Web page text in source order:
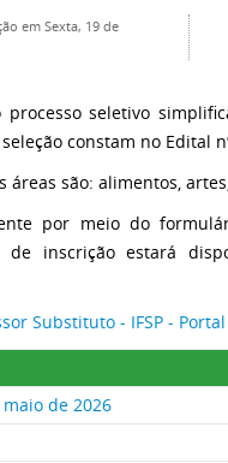
em Sexta, 19 de
seletivo
constam no Edital
áreas são: alimentos,
por meio do
inscrição estará
Substituto - IFSP -
de 2026